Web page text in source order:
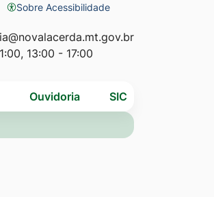
Sobre Acessibilidade
13:00 - 17:00
Ouvidoria SIC